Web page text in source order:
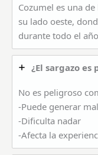
Cozumel es una
su lado oeste,
durante todo el
¿El sargazo es
No es peligroso
-Puede generar
-Dificulta nadar
-Afecta la